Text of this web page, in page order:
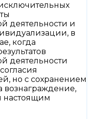
деятельности и
в
когда
деятельности
но с сохранением
вознаграждение,
настоящим